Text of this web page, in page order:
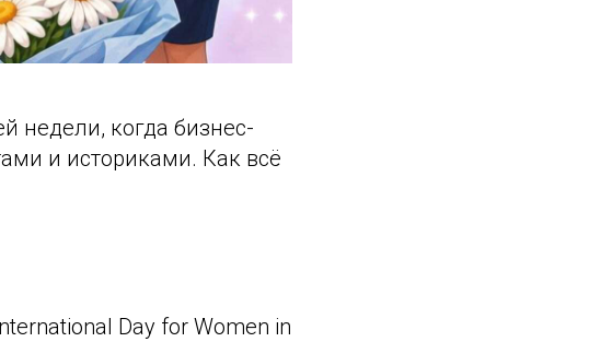
недели, когда бизнес-
и историками. Как всё
Day for Women in